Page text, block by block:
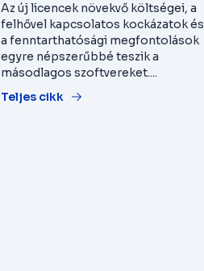
Az új licencek növekvő költségei, a
felhővel kapcsolatos kockázatok és
a fenntarthatósági megfontolások
egyre népszerűbbé teszik a
másodlagos szoftvereket....
Teljes cikk